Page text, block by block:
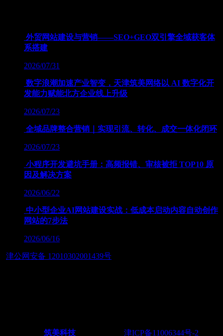
外贸网站建设与营销——SEO+GEO双引擎全域获客体
系搭建
2026/07/31
数字浪潮加速产业智变，天津筑美网络以 AI 数字化开
发能力赋能北方企业线上升级
2026/07/23
全域品牌整合营销｜实现引流、转化、成交一体化闭环
2026/07/23
小程序开发避坑手册：高频报错、审核被拒 TOP10 原
因及解决方案
2026/06/22
中小型企业AI网站建设实战：低成本启动内容自动创作
网站的7步法
2026/06/16
津公网安备 12010302001439号
筑美科技 津ICP备11006344号-2